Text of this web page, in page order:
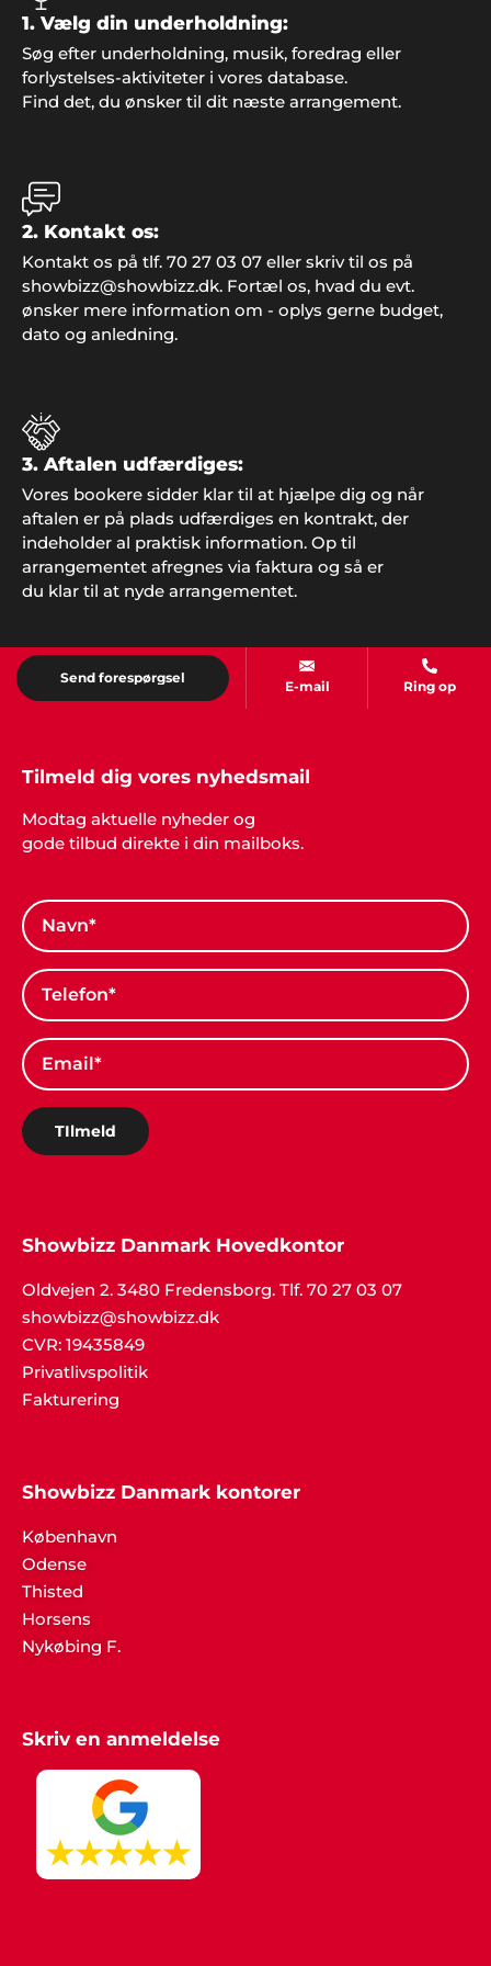
til underholdning. Det gør det hele meget
nemmere jo"
Kim Thorsted, Sæby
"Super arrangement. Vi fik god betjening hos
Jeanne, Roskilde
"Godt med gode ideer, når man ikke selv har
nogen. Vi havde en helt genial fest, takket være
Showbizz Danmark".
1. Vælg din underholdning:
Søg efter underholdning, musik, foredrag eller
forlystelses-aktiviteter i vores database.
Find det, du ønsker til dit næste arrangement.
2. Kontakt os:
Kontakt os på tlf. 70 27 03 07 eller skriv til os på
showbizz@showbizz.dk. Fortæl os, hvad du evt.
ønsker mere information om - oplys gerne budget,
dato og anledning.
3. Aftalen udfærdiges:
Vores bookere sidder klar til at hjælpe dig og når
aftalen er på plads udfærdiges en kontrakt, der
indeholder al praktisk information. Op til
arrangementet afregnes via faktura og så er
du klar til at nyde arrangementet.
Send forespørgsel
E-mail Ring op
Tilmeld dig vores nyhedsmail
Modtag aktuelle nyheder og
gode tilbud direkte i din mailboks.
TIlmeld
Showbizz Danmark Hovedkontor
Oldvejen 2. 3480 Fredensborg. Tlf. 70 27 03 07
showbizz@showbizz.dk
CVR: 19435849
Privatlivspolitik
Fakturering
Showbizz Danmark kontorer
København
Odense
Thisted
Horsens
Nykøbing F.
Skriv en anmeldelse